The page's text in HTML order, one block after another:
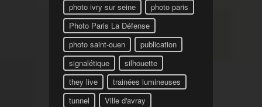
photo ivry sur seine
photo paris
Photo Paris La Défense
photo saint-ouen
publication
signalétique
silhouette
they live
trainées lumineuses
tunnel
Ville d'avray